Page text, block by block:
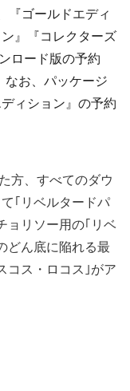
『ゴールドエディ
』『コレクターズ
ロード版の予約
なお、パッケージ
ィション』の予約
方、すべてのダウ
｢リベルタードパ
ョリソー用の｢リベ
どん底に陥れる最
コス・ロコス｣がア